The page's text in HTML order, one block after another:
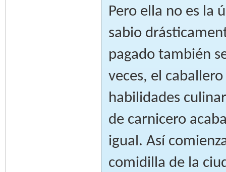
Pero ella no es la
sabio
pagado también
veces, el
habilidades
de carnicero
igual. Así
comidilla de la